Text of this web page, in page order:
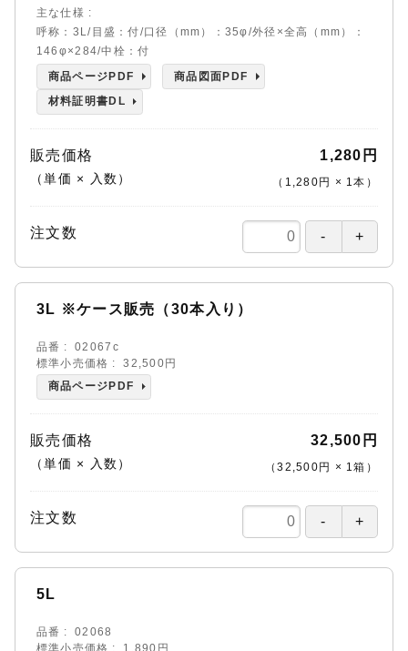
主な仕様
呼称：3L/目盛：付/口径（mm）：35φ/外径×全高（mm）：
146φ×284/中栓：付
商品ページPDF
商品図面PDF
材料証明書DL
販売価格
（単価 × 入数）
1,280円
（ 1,280円 × 1本 ）
注文数
3L ※ケース販売（30本入り）
品番
02067c
標準小売価格
32,500円
商品ページPDF
販売価格
（単価 × 入数）
32,500円
（32,500円 × 1箱 ）
注文数
5L
品番
02068